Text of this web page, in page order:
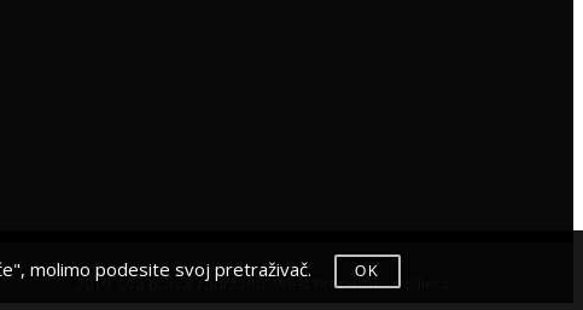
2019. Sva prava zadržana. West Properties Colliers.
molimo podesite svoj pretraživač. OK